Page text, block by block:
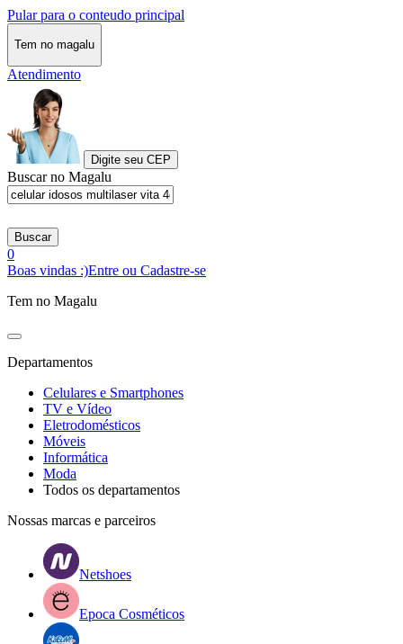
Pular para o conteudo principal
Tem no magalu
Atendimento
Digite seu CEP
Buscar no Magalu
Buscar
0
Boas vindas :)Entre ou Cadastre-se
Tem no Magalu
Departamentos
Celulares e Smartphones
TV e Vídeo
Eletrodomésticos
Móveis
Informática
Moda
Todos os departamentos
Nossas marcas e parceiros
Netshoes
Epoca Cosméticos